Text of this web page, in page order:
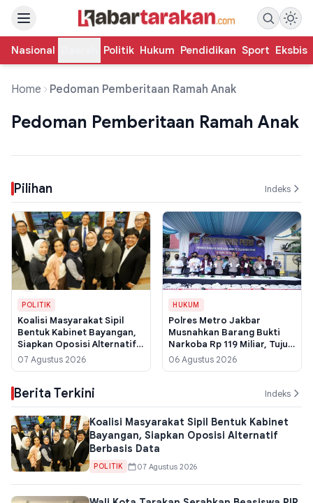
Nasional Politik Hukum Pendidikan Sport Eksbis
Home Pedoman Pemberitaan Ramah Anak
Pedoman Pemberitaan Ramah Anak
Pilihan Indeks
POLITIK
Koalisi Masyarakat Sipil
Bentuk Kabinet Bayangan,
Siapkan Oposisi Alternatif
Berbasis Data
07 Agustus 2026
HUKUM
Polres Metro Jakbar
Musnahkan Barang Bukti
Narkoba Rp 119 Miliar, Tujuh
Tersangka Diamankan
06 Agustus 2026
Berita Terkini Indeks
Koalisi Masyarakat Sipil Bentuk Kabinet
Bayangan, Siapkan Oposisi Alternatif
Berbasis Data
POLITIK 07 Agustus 2026